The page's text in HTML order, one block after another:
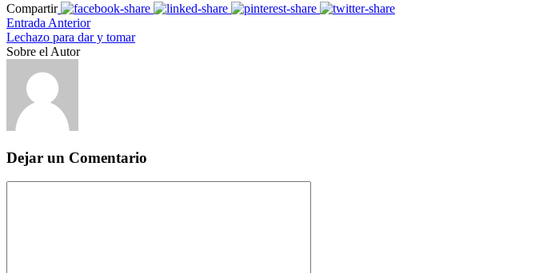
Compartir
Entrada Anterior
Lechazo para dar y tomar
Sobre el Autor
Dejar un Comentario